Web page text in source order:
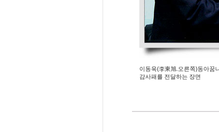
이동욱(李東旭.오른쪽)동아꿈
감사패를 전달하는 장면